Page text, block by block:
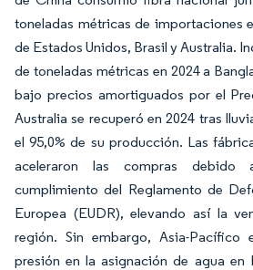
toneladas métricas de importaciones
de Estados Unidos, Brasil y Australia.
de toneladas métricas en 2024 a
bajo precios amortiguados por el
Australia se recuperó en 2024 tras
el 95,0% de su producción. Las
aceleraron las compras
cumplimiento del Reglamento de
Europea (EUDR), elevando así la
región. Sin embargo, Asia-Pacífico
presión en la asignación de agua en